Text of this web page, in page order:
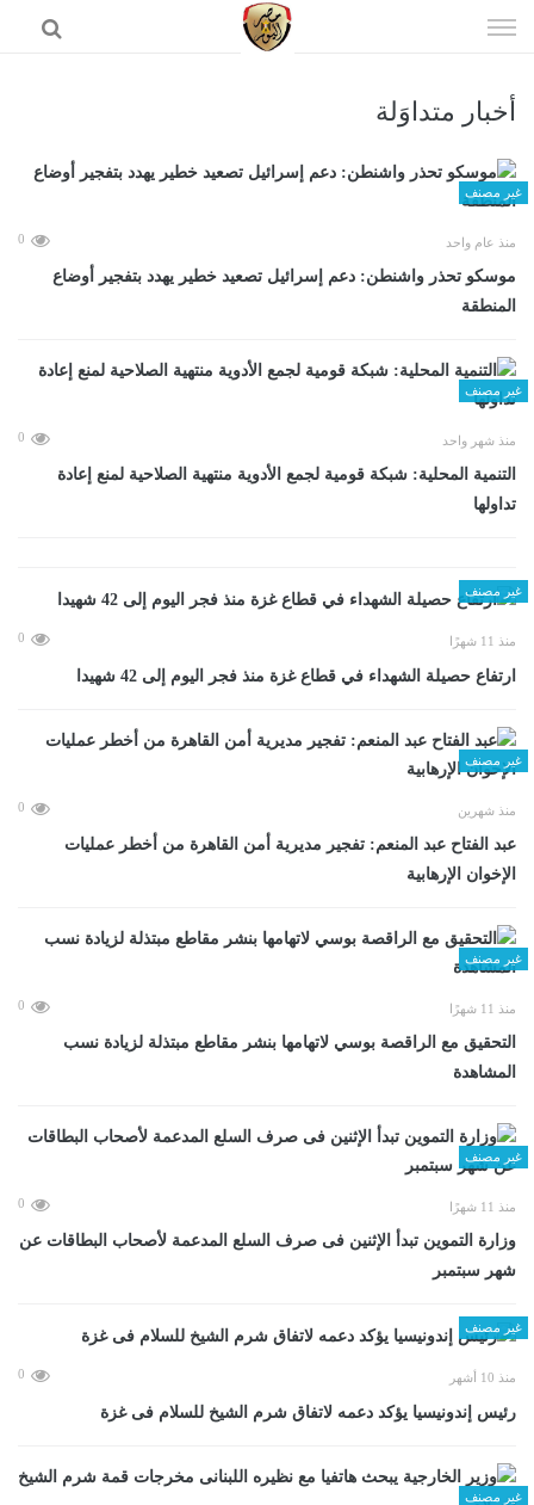
الى
أخبار متداوَلة
غير مصنف
منذ عام واحد 0
موسكو تحذر واشنطن: دعم إسرائيل تصعيد خطير يهدد بتفجير أوضاع
المنطقة
غير مصنف
منذ شهر واحد 0
التنمية المحلية: شبكة قومية لجمع الأدوية منتهية الصلاحية لمنع إعادة
تداولها
غير مصنف
منذ 11 شهرًا 0
ارتفاع حصيلة الشهداء في قطاع غزة منذ فجر اليوم إلى 42 شهيدا
غير مصنف
منذ شهرين 0
عبد الفتاح عبد المنعم: تفجير مديرية أمن القاهرة من أخطر عمليات
الإخوان الإرهابية
غير مصنف
منذ 11 شهرًا 0
التحقيق مع الراقصة بوسي لاتهامها بنشر مقاطع مبتذلة لزيادة نسب
المشاهدة
غير مصنف
منذ 11 شهرًا 0
وزارة التموين تبدأ الإثنين فى صرف السلع المدعمة لأصحاب البطاقات عن
شهر سبتمبر
غير مصنف
منذ 10 أشهر 0
رئيس إندونيسيا يؤكد دعمه لاتفاق شرم الشيخ للسلام فى غزة
غير مصنف